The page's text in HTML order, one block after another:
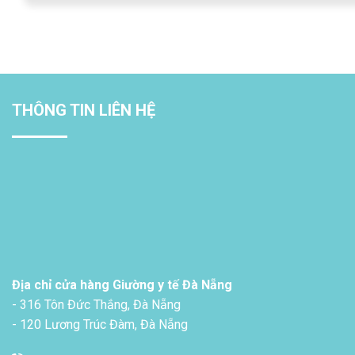
THÔNG TIN LIÊN HỆ
Địa chỉ cửa hàng Giường y tế Đà Nẵng
- 316 Tôn Đức Thắng, Đà Nẵng
- 120 Lương Trúc Đàm, Đà Nẵng